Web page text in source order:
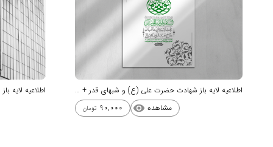
اطلاعیه لایه باز شهادت حضرت علی (ع) و شبهای قدر + استوری شبکه های اجتم
مشاهده visibility
90,000 تومان